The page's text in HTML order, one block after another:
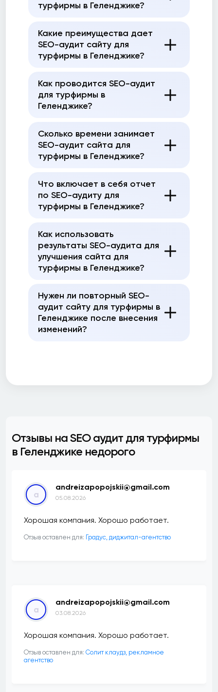
турфирмы в Геленджике?
Какие преимущества дает
SEO-аудит сайту для
турфирмы в Геленджике?
Как проводится SEO-аудит
для турфирмы в
Геленджике?
Сколько времени занимает
SEO-аудит сайта для
турфирмы в Геленджике?
Что включает в себя отчет
по SEO-аудиту для
турфирмы в Геленджике?
Как использовать
результаты SEO-аудита для
улучшения сайта для
турфирмы в Геленджике?
Нужен ли повторный SEO-
аудит сайту для турфирмы в
Геленджике после внесения
изменений?
Отзывы на SEO аудит для турфирмы
в Геленджике недорого
a
andreizapopojskii@gmail.com
05.08.2026
Хорошая компания. Хорошо работает.
Отзыв оставлен для: ​Градус, диджитал-агентство
a
andreizapopojskii@gmail.com
03.08.2026
Хорошая компания. Хорошо работает.
Отзыв оставлен для: Солит клаудз, рекламное
агентство